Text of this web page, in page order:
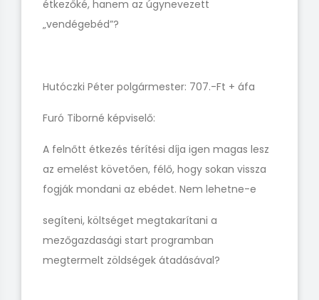
étkezőké, hanem az úgynevezett
„vendégebéd”?
Hutóczki Péter polgármester: 707.-Ft + áfa
Furó Tiborné képviselő:
A felnőtt étkezés térítési díja igen magas lesz
az emelést követően, félő, hogy sokan vissza
fogják mondani az ebédet. Nem lehetne-e
segíteni, költséget megtakarítani a
mezőgazdasági start programban
megtermelt zöldségek átadásával?